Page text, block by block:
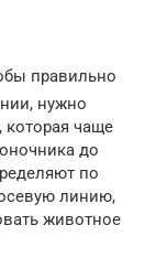
правильно
нужно
чаще
до
по
линию,
животное